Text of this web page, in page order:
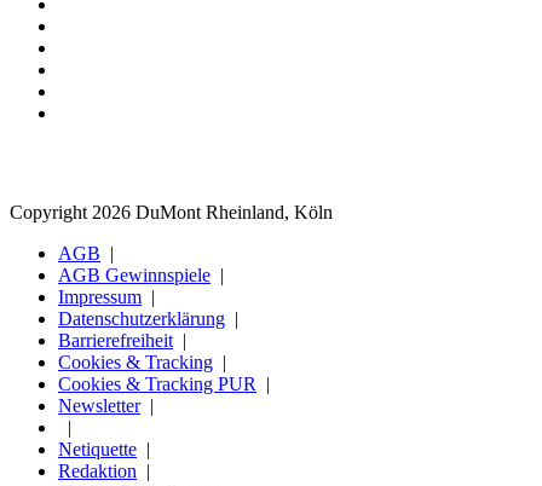
Copyright 2026 DuMont Rheinland, Köln
AGB
AGB Gewinnspiele
Impressum
Datenschutzerklärung
Barrierefreiheit
Cookies & Tracking
Cookies & Tracking PUR
Newsletter
Netiquette
Redaktion